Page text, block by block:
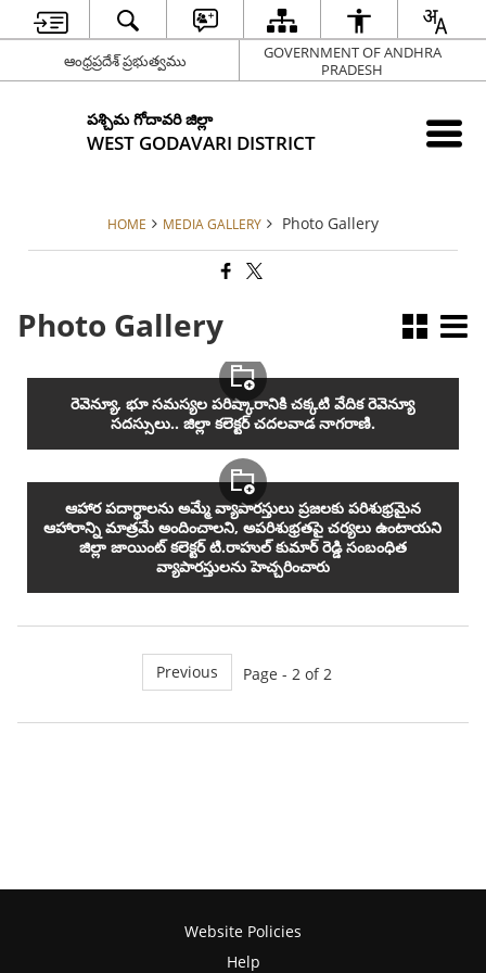
ఆంధ్రప్రదేశ్ ప్రభుత్వము
GOVERNMENT OF ANDHRA
PRADESH
పశ్చిమ గోదావరి జిల్లా
WEST GODAVARI DISTRICT
HOME MEDIA GALLERY Photo Gallery
Photo Gallery
రెవెన్యూ, భూ సమస్యల పరిష్కారానికి చక్కటి వేదిక రెవెన్యూ
సదస్సులు.. జిల్లా కలెక్టర్ చదలవాడ నాగరాణి.
ఆహార పదార్థాలను అమ్మే వ్యాపారస్తులు ప్రజలకు పరిశుభ్రమైన
ఆహారాన్ని మాత్రమే అందించాలని, అపరిశుభ్రతపై చర్యలు ఉంటాయని
జిల్లా జాయింట్ కలెక్టర్ టి.రాహుల్ కుమార్ రెడ్డి సంబంధిత
వ్యాపారస్తులను హెచ్చరించారు
Previous Page - 2 of 2
Website Policies
Help